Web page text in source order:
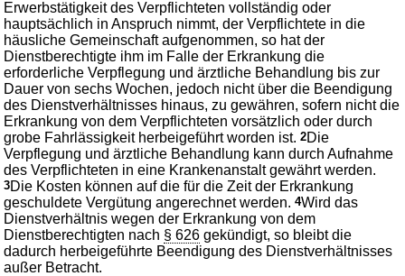
Erwerbstätigkeit des Verpflichteten vollständig oder
hauptsächlich in Anspruch nimmt, der Verpflichtete in die
häusliche Gemeinschaft aufgenommen, so hat der
Dienstberechtigte ihm im Falle der Erkrankung die
erforderliche Verpflegung und ärztliche Behandlung bis zur
Dauer von sechs Wochen, jedoch nicht über die Beendigung
des Dienstverhältnisses hinaus, zu gewähren, sofern nicht die
Erkrankung von dem Verpflichteten vorsätzlich oder durch
grobe Fahrlässigkeit herbeigeführt worden ist.2Die
Verpflegung und ärztliche Behandlung kann durch Aufnahme
des Verpflichteten in eine Krankenanstalt gewährt werden.
3Die Kosten können auf die für die Zeit der Erkrankung
geschuldete Vergütung angerechnet werden.4Wird das
Dienstverhältnis wegen der Erkrankung von dem
Dienstberechtigten nach § 626 gekündigt, so bleibt die
dadurch herbeigeführte Beendigung des Dienstverhältnisses
außer Betracht.